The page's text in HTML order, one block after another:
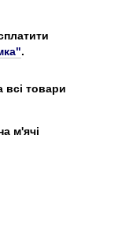
.
всі товари
м'ячі